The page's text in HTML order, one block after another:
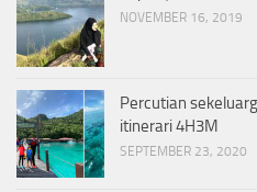
NOVEMBER 16, 2019
Percutian
itinerari 4H3M
SEPTEMBER 23, 2020